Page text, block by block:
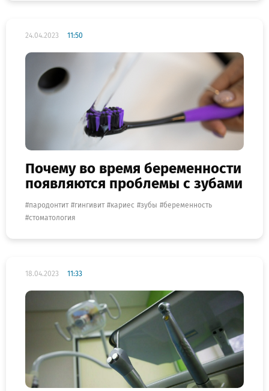
24.04.2023 11:50
Почему во время беременности
появляются проблемы с зубами
пародонтит гингивит кариес зубы
беременность
стоматология
18.04.2023 11:33